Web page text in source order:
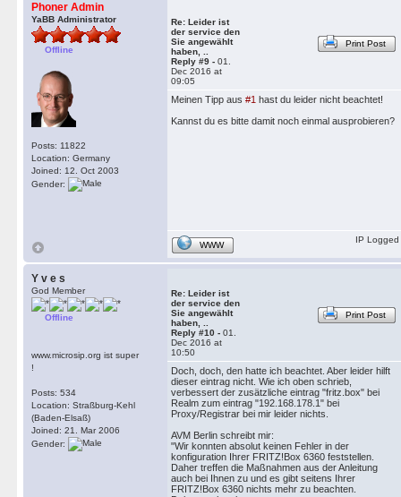
Phoner Admin
YaBB Administrator
Offline
Posts: 11822
Location: Germany
Joined: 12. Oct 2003
Gender:
Re: Leider ist
der service den
Sie angewählt
haben, ..
Reply #9 - 01.
Dec 2016 at
09:05
Print Post
Meinen Tipp aus #1 hast du leider nicht beachtet!
Kannst du es bitte damit noch einmal ausprobieren?
WWW
IP Logged
Y v e s
God Member
Offline
www.microsip.org ist super
!
Posts: 534
Location: Straßburg-Kehl
(Baden-Elsaß)
Joined: 21. Mar 2006
Gender:
Re: Leider ist
der service den
Sie angewählt
haben, ..
Reply #10 - 01.
Dec 2016 at
10:50
Print Post
Doch, doch, den hatte ich beachtet. Aber leider hilft
dieser eintrag nicht. Wie ich oben schrieb,
verbessert der zusätzliche eintrag "fritz.box" bei
Realm zum eintrag "192.168.178.1" bei
Proxy/Registrar bei mir leider nichts.
AVM Berlin schreibt mir:
"Wir konnten absolut keinen Fehler in der
konfiguration Ihrer FRITZ!Box 6360 feststellen.
Daher treffen die Maßnahmen aus der Anleitung
auch bei Ihnen zu und es gibt seitens Ihrer
FRITZ!Box 6360 nichts mehr zu beachten.